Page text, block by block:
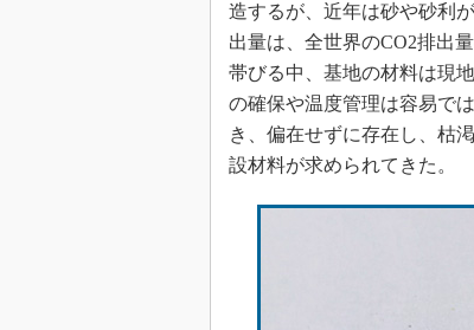
造するが、近年は砂や砂利
出量は、全世界のCO2排出
帯びる中、基地の材料は現
の確保や温度管理は容易で
き、偏在せずに存在し、枯
設材料が求められてきた。